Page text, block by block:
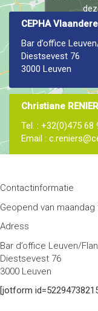
CEPHA
Bar d’office
Diestsevest 76
3000 Leuven
Christiane
Tel. : +32(0)475 68
Email :
Contactinformatie
Geopend van maandag
Adress
Bar d’office Leuven/
Diestsevest 76
3000 Leuven
[jotform